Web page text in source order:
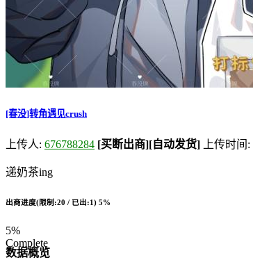
[春没]转角遇见crush
上传人: 676788284 [买断出商][自动发货] 上传时间:
递奶茶ing
出商进度(限制:20 / 已出:1) 5%
5%
Complete
数据概览